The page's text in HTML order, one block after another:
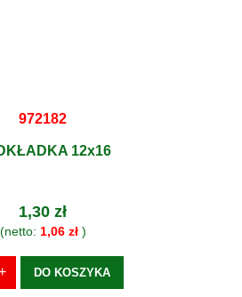
972182
12x16
1,30 zł
(netto: 1,06 zł)
DO KOSZYKA